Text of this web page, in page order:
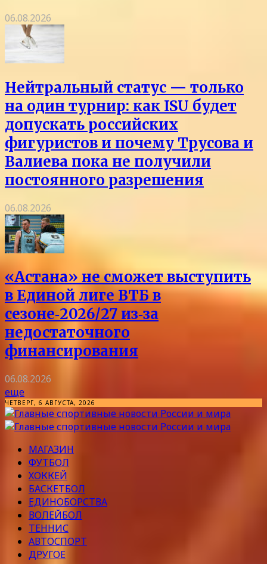
06.08.2026
Нейтральный статус — только
на один турнир: как ISU будет
допускать российских
фигуристов и почему Трусова и
Валиева пока не получили
постоянного разрешения
06.08.2026
«Астана» не сможет выступить
в Единой лиге ВТБ в
сезоне‑2026/27 из‑за
недостаточного
финансирования
06.08.2026
еще
ЧЕТВЕРГ, 6 АВГУСТА, 2026
МАГАЗИН
ФУТБОЛ
ХОККЕЙ
БАСКЕТБОЛ
ЕДИНОБОРСТВА
ВОЛЕЙБОЛ
ТЕННИС
АВТОСПОРТ
ДРУГОЕ